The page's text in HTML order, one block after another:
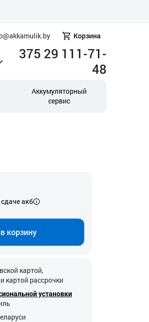
Корзина
375 29 111-71-
48
Аккумуляторный
сервис
акб
корзину
картой,
картой рассрочки
установки